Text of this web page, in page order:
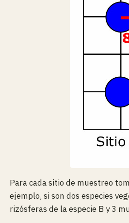
Para cada sitio de muestreo
ejemplo, si son dos especies
rizósferas de la especie B y 3